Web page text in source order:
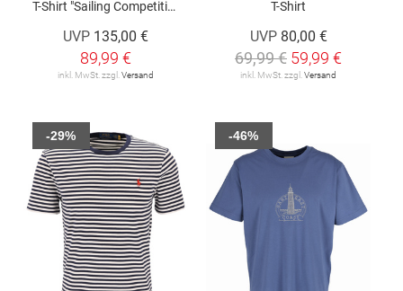
T-Shirt "Sailing Competition"
UVP 135,00 €
89,99 €
inkl. MwSt. zzgl. Versand
T-Shirt
UVP 80,00 €
69,99 € 59,99 €
inkl. MwSt. zzgl. Versand
-29% -46%